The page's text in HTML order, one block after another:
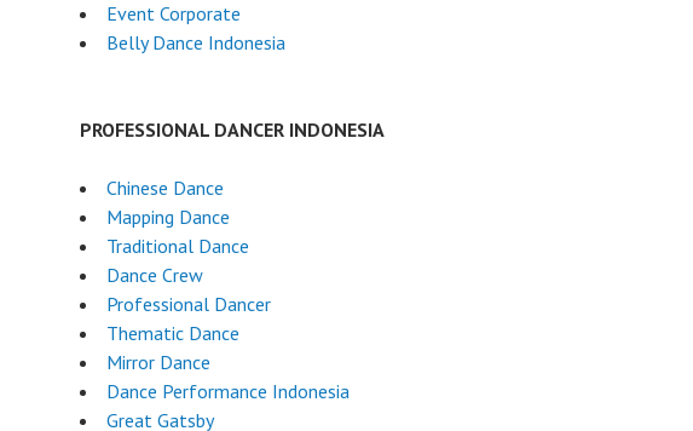
Event Corporate
Belly Dance Indonesia
PROFESSIONAL DANCER INDONESIA
Chinese Dance
Mapping Dance
Traditional Dance
Dance Crew
Professional Dancer
Thematic Dance
Mirror Dance
Dance Performance Indonesia
Great Gatsby